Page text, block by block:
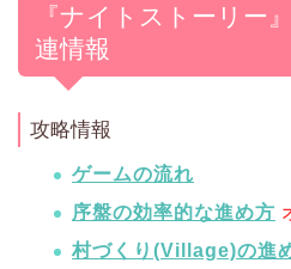
『ナイトストーリー
連情報
攻略情報
ゲームの流れ
序盤の効率的な進め方
村づくり(Village)の進